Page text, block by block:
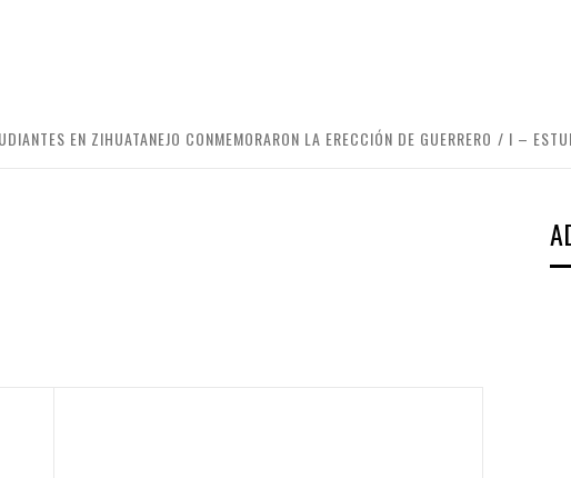
EN ZIHUATANEJO CONMEMORARON LA ERECCIÓN DE GUERRERO I –